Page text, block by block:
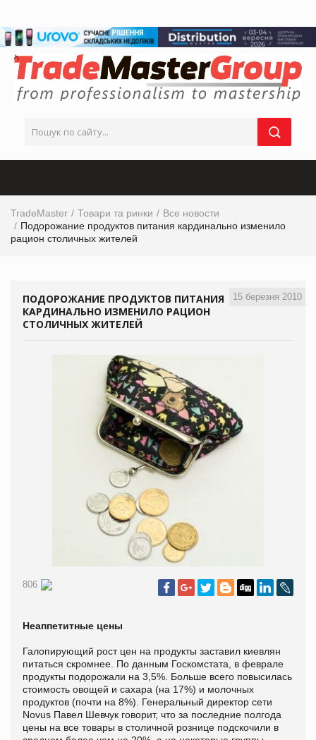
TradeMaster Товари та ринки
Все новости
Подорожание продуктов питания кардинально изменило
рацион столичных жителей
15 березня 2010
ПОДОРОЖАНИЕ ПРОДУКТОВ ПИТАНИЯ
КАРДИНАЛЬНО ИЗМЕНИЛО РАЦИОН
СТОЛИЧНЫХ ЖИТЕЛЕЙ
806
Неаппетитные цены
Галопирующий рост цен на продукты заставил киевлян
питаться скромнее. По данным Госкомстата, в феврале
продукты подорожали на 3,5%. Больше всего повысилась
стоимость овощей и сахара (на 17%) и молочных
продуктов (почти на 8%). Генеральный директор сети
Novus Павел Шевчук говорит, что за последние полгода
цены на все товары в столичной рознице подскочили в